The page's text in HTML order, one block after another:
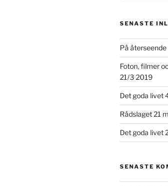
SENASTE
På
Foton, filmer
21/3 2019
Det goda livet
Rådslaget 21
Det goda livet
SENASTE